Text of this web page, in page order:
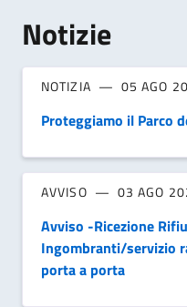
Notizie
NOTIZIA 05 AGO
Proteggiamo il Parco
AVVISO 03 AGO
Avviso -Ricezione
Ingombranti/servizio
porta a porta